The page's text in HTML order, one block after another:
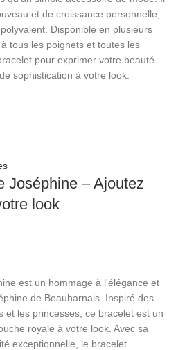
et de croissance personnelle,
Disponible en plusieurs
tous les poignets et toutes les
pour exprimer votre beauté
sophistication à votre look.
Joséphine – Ajoutez
look
est un hommage à l'élégance et
de Beauharnais. Inspiré des
et les princesses, ce bracelet est un
royale à votre look. Avec sa
exceptionnelle, le bracelet